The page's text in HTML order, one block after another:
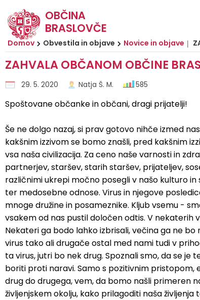
OBČINA
BRASLOVČE
Domov
Obvestila in objave Novice in objave
ZAHVALA OBČANOM OBČINE
29. 5. 2020 Natja Š. M. 585
Spoštovane občanke in občani, dragi prijatelji!
Še ne dolgo nazaj, si prav gotovo nihče izmed
kakšnim izzivom se bomo znašli, pred kakšnim
vsa naša civilizacija. Za ceno naše varnosti in
partnerjev, staršev, starih staršev, prijateljev,
različnimi ukrepi močno posegli v našo kulturo
ter medosebne odnose. Virus in njegove
mnoge družine in posameznike. Kljub vsemu -
vsakem od nas pustil določen odtis. V nekaterih
Nekateri ga bodo lahko izbrisali, večina ga ne bo
virus tako ali drugače ostal med nami tudi v
ta virus, jutri bo nek drug. Spoznali smo, da se je
boriti proti naravi. Samo s pozitivnim pristopom,
drug do drugega, vem, da bomo našli primeren
življenjskem okolju, kako prilagoditi naša življenja
OBČINA
Vizitka občine
Predstavitev občine
Občinski praznik
Fotogalerija
ORGANI OBČINE
Župan
Podžupani
Nadzorni odbor
Krajevni odbori
Občinska volilna komisija
Medobčinska inšpekcija, redarstvo in varstvo okolja
Zaščita in reševanje
Občinski svet
Naloge in pristojnosti
Člani občinskega sveta
Komisije in odbori
OBČINSKA UPRAVA
Naloge in pristojnosti
Imenik zaposlenih
Uradne ure
Varstvo osebnih podatkov
Katalog informacij javnega značaja
OBVESTILA IN OBJAVE
Novice in objave
Koledar dogodkov
Lokalni utrip - novice
Javni razpisi in objave
Projekti in investicije
Predpisi in odloki
Proračun občine
Prostorski akti občine
Strateški dokumenti
E-OBČINA
Vloge in obrazci
Predlagajte občini
E-obveščanje
TURIZEM
TIC Braslovče
Izleti in poti
Gostinstvo
Prenočišča
Dan hmeljarjev
Prireditveni prostor Braslovče
Ekomuzej hmeljarstva in pivovarstva
Dežela celjska
LOKALNO
Pomembne številke
Prostofer - prevozi starejših
Društva in združenja
Gospodarske javne službe
Zbirni center Braslovče (Žovnek)
Lokalni ponudniki
Slovo naših občanov
Objave Savinjska TV
Za pričetek iskanja kliknite na puščico >